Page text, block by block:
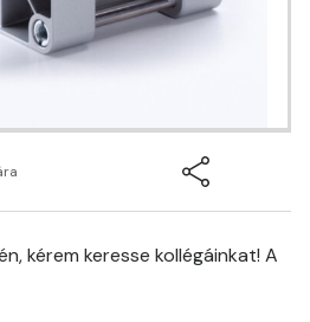
kérem keresse kollégáinkat! A